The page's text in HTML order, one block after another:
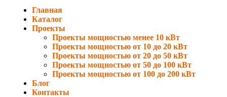
Главная
Каталог
Проекты
Проекты мощностью менее 10 кВт
Проекты мощностью от 10 до 20 кВт
Проекты мощностью от 20 до 50 кВт
Проекты мощностью от 50 до 100 кВт
Проекты мощностью от 100 до 200 кВт
Блог
Контакты